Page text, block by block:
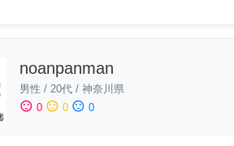
noanpanman
男性 / 20代 / 神奈川県
sentiment_satisfied 0 sentiment_neutral 0 sentiment_dissatisfied 0